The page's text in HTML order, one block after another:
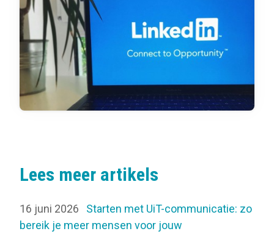
Lees meer artikels
16 juni 2026
Starten met UiT-communicatie: zo
bereik je meer mensen voor jouw